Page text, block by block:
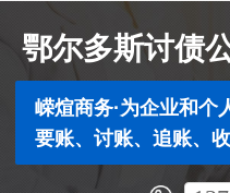
鄂尔多斯讨债
嵘煊商务·为企业和个
要账、讨账、追账、